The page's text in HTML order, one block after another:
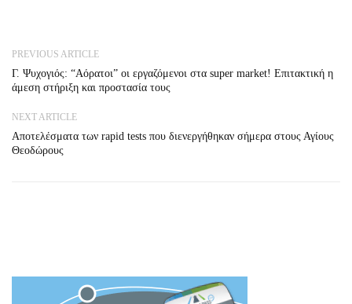
PREVIOUS ARTICLE
Γ. Ψυχογιός: “Αόρατοι” οι εργαζόμενοι στα super market! Επιτακτική η
άμεση στήριξη και προστασία τους
NEXT ARTICLE
Αποτελέσματα των rapid tests που διενεργήθηκαν σήμερα στους Αγίους
Θεοδώρους